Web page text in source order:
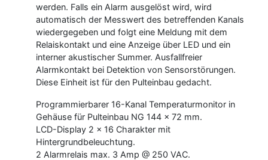
werden. Falls ein Alarm ausgelöst wird, wird
automatisch der Messwert des betreffenden Kanals
wiedergegeben und folgt eine Meldung mit dem
Relaiskontakt und eine Anzeige über LED und ein
interner akustischer Summer. Ausfallfreier
Alarmkontakt bei Detektion von Sensorstörungen.
Diese Einheit ist für den Pulteinbau gedacht.
Programmierbarer 16-Kanal Temperaturmonitor in
Gehäuse für Pulteinbau NG 144 x 72 mm.
LCD-Display 2 x 16 Charakter mit
Hintergrundbeleuchtung.
2 Alarmrelais max. 3 Amp @ 250 VAC.